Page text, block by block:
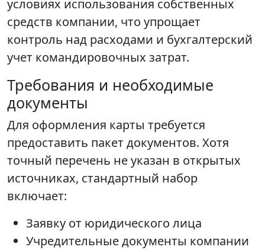
условиях использования собственных
средств компании, что упрощает
контроль над расходами и бухгалтерский
учет командировочных затрат.
Требования и необходимые
документы
Для оформления карты требуется
предоставить пакет документов. Хотя
точный перечень не указан в открытых
источниках, стандартный набор
включает:
Заявку от юридического лица
Учредительные документы компании